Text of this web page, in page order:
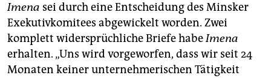
Imena sei durch eine Entscheidung des Minsker
Exekutivkomitees abgewickelt worden. Zwei
komplett widersprüchliche Briefe habeImena
erhalten. „Uns wird vorgeworfen, dass wir seit 24
Monaten keiner unternehmerischen Tätigkeit